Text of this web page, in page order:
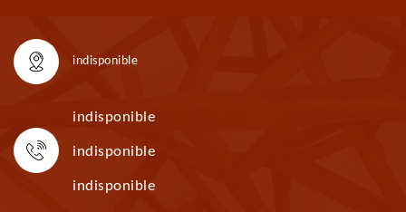
indisponible
indisponible
indisponible
indisponible